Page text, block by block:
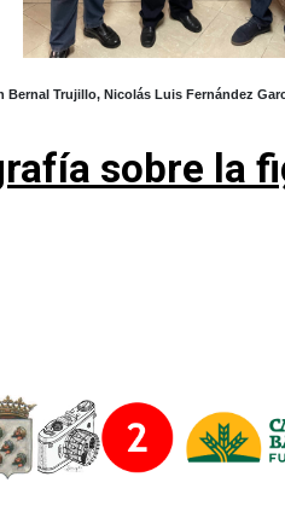
Bernal Trujillo, Nicolás Luis Fernández
sobre la